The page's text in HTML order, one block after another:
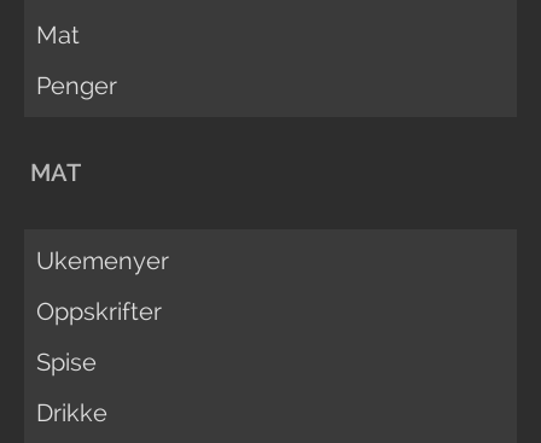
Mat
Penger
MAT
Ukemenyer
Oppskrifter
Spise
Drikke